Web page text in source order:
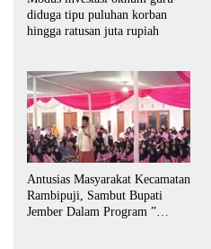
diduga tipu puluhan korban
hingga ratusan juta rupiah
Antusias Masyarakat Kecamatan
Rambipuji, Sambut Bupati
Jember Dalam Program ”